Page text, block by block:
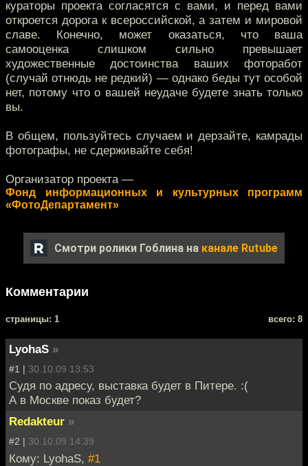
кураторы проекта согласятся с вами, и перед вами
откроется дорога к всероссийской, а затем и мировой
славе. Конечно, может оказаться, что ваша
самооценка слишком сильно превышает
художественные достоинства ваших фоторабот
(случай отнюдь не редкий) — однако беды тут особой
нет, потому что о вашей неудаче будете знать только
вы.
В общем, пользуйтесь случаем и дерзайте, камрады
фотографы, не сдерживайте себя!
Организатор проекта —
Фонд информационных и культурных программ
«ФотоДепартамент»
Смотри ролики Гоблина на канале Rutube
Комментарии
cтраницы: 1 всего: 8
LyohaS »
#1 | 30.10.09 13:53
Судя по адресу, выставка будет в Питере. :(
А в Москве показ будет?
Redakteur »
#2 | 30.10.09 14:39
Кому: LyohaS, #1